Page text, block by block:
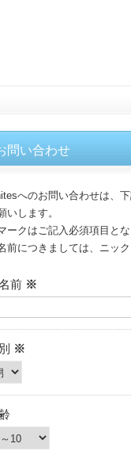
問い合わせ
へのお問い合わせは、
いします。
ークはご記入必須項目と
前につきましては、ニッ
前 ※
※